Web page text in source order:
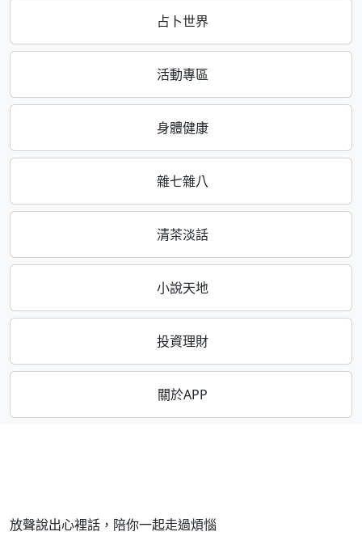
占卜世界
活動專區
身體健康
雜七雜八
清茶淡話
小說天地
投資理財
關於APP
放聲說出心裡話，陪你一起走過煩惱